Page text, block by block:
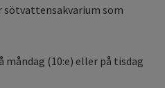
som
måndag (10:e) eller på tisdag